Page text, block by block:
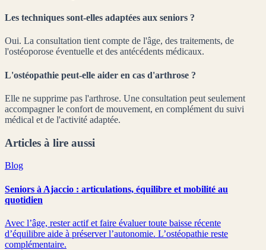
Les techniques sont-elles adaptées aux seniors ?
Oui. La consultation tient compte de l'âge, des traitements, de
l'ostéoporose éventuelle et des antécédents médicaux.
L'ostéopathie peut-elle aider en cas d'arthrose ?
Elle ne supprime pas l'arthrose. Une consultation peut seulement
accompagner le confort de mouvement, en complément du suivi
médical et de l'activité adaptée.
Articles à lire aussi
Blog
Seniors à Ajaccio : articulations, équilibre et mobilité au
quotidien
Avec l’âge, rester actif et faire évaluer toute baisse récente
d’équilibre aide à préserver l’autonomie. L’ostéopathie reste
complémentaire.